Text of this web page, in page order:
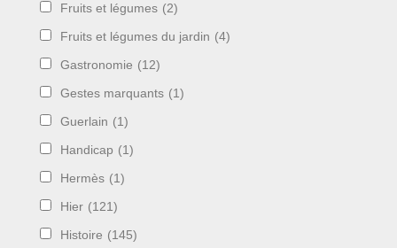
Fruits et légumes (2)
Fruits et légumes du jardin (4)
Gastronomie (12)
Gestes marquants (1)
Guerlain (1)
Handicap (1)
Hermès (1)
Hier (121)
Histoire (145)